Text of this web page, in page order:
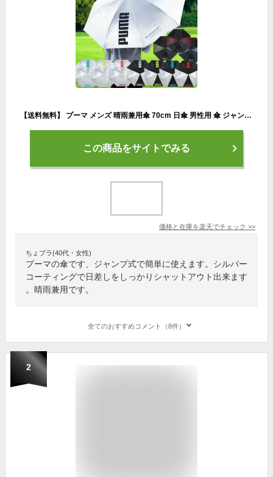
【送料無料】 プーマ メンズ 晴雨兼用傘 70cm 日傘 男性用 傘 ジャンプ傘 完全遮光 ゴルフ レジャー スポーツ観戦 パラソル 大判 軽量 晴雨兼用 長傘 uv 紫外線 対策 紳士 ブランド PUMA 男女兼用 大きい 雨具 ゴルフ傘 ワンタッチ シルバー ブラック おしゃれ 素敵
この商品をサイトでみる
価格と在庫を楽天でチェック >>
ちょプラ(40代・女性)
プーマの傘です、ジャンプ式で簡単に使えます。シルバー
コーティングで日差しをしっかりシャットアウト出来ます
。晴雨兼用です。
全てのおすすめコメント（8件）
2